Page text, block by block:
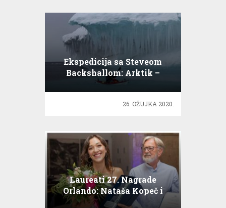
Ekspedicija sa Steveom
Backshallom: Arktik –
zaleđena granica
26. OŽUJKA 2020.
Laureati 27. Nagrade
Orlando: Nataša Kopeč i
Daniil Trifonov